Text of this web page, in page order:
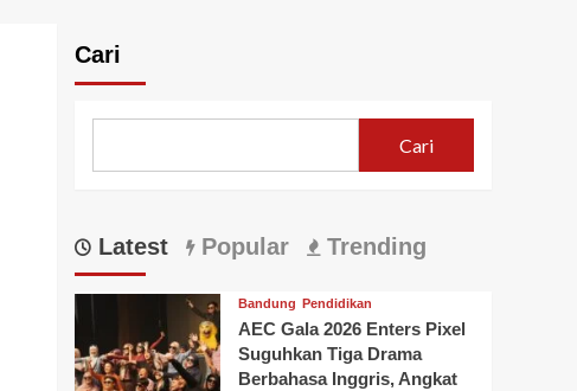
Cari
Cari
Latest Popular Trending
Bandung Pendidikan
AEC Gala 2026 Enters Pixel
Suguhkan Tiga Drama
Berbahasa Inggris, Angkat